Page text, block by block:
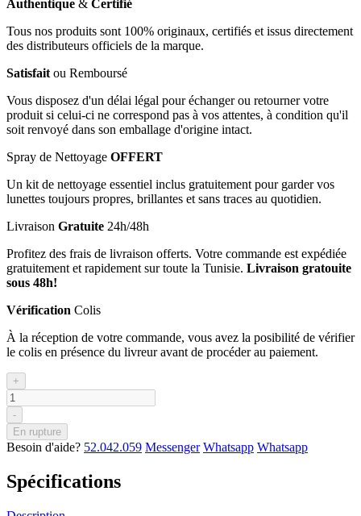
Authentique & Certifié
Tous nos produits sont 100% originaux, certifiés et issus directement
des distributeurs officiels de la marque.
Satisfait ou Remboursé
Vous disposez d'un délai légal pour échanger ou retourner votre
produit si celui-ci ne correspond pas à vos attentes, à condition qu'il
soit renvoyé dans son emballage d'origine intact.
Spray de Nettoyage OFFERT
Un kit de nettoyage essentiel inclus gratuitement pour garder vos
lunettes toujours propres, brillantes et sans traces au quotidien.
Livraison Gratuite 24h/48h
Profitez des frais de livraison offerts. Votre commande est expédiée
gratuitement et rapidement sur toute la Tunisie. Livraison gratouite
sous 48h!
Vérification Colis
À la réception de votre commande, vous avez la posibilité de vérifier
le colis en présence du livreur avant de procéder au paiement.
+
-
En rupture
Besoin d'aide? 52.042.059 Messenger Whatsapp Whatsapp
Spécifications